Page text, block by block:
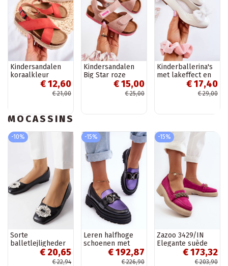
Kindersandalen
koraalkleur
€ 12,60
€ 21,00
Kindersandalen
Big Star roze
€ 15,00
€ 25,00
Kinderballerina's
met lakeffect en
linten in de witte
€ 17,40
€ 29,00
MOCASSINS
-10%
Sorte
balletlejligheder
med Miren broche
€ 20,65
€ 22,94
-15%
Leren halfhoge
schoenen met
zware zool Elkiza
zwarte en paarse
€ 192,87
€ 226,90
-15%
Zazoo 3429/IN
Elegante suède
mocassins met
ornamenten roze
€ 173,32
€ 203,90